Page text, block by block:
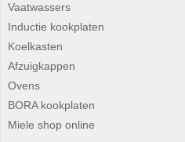
Vaatwassers
Inductie kookplaten
Koelkasten
Afzuigkappen
Ovens
BORA kookplaten
Miele shop online